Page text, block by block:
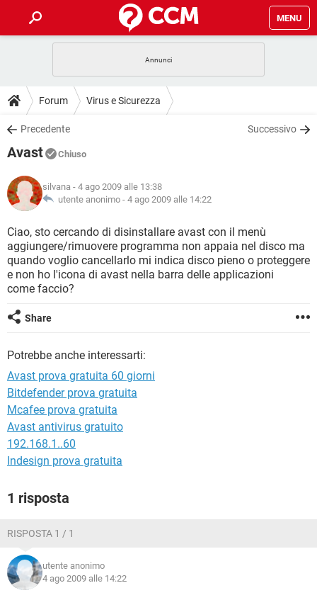
MENU
INTRATTENIMENTO ANDROID
iOS
INSTAGRAM
TIKTOK
HARDWARE
GUIDE
COVID-19
INSTAGRAM
TIKTOK
HARDWARE
DOWNLOAD
COVID-19
INTRATTENIMENTO
iOS WINDOWS 10
INSTAGRAM
TIKTOK FACEBOOK
HARDWARE
COVID-19
INTRATTENIMENTO
iOS WINDOWS 10
INSTAGRAM WHATSAPP
TIKTOK
HARDWARE
GLOSSARIO
COVID-19
INTRATTENIMENTO ANDROID
iOS WINDOWS 10
TIKTOK
Forum Virus e Sicurezza
Precedente Successivo
Avast Chiuso
silvana - 4 ago 2009 alle 13:38
utente anonimo - 4 ago 2009 alle 14:22
Ciao, sto cercando di disinstallare avast con il menù
aggiungere/rimuovere programma non appaia nel disco ma
quando voglio cancellarlo mi indica disco pieno o proteggere
e non ho l'icona di avast nella barra delle applicazioni
come faccio?
Share
Potrebbe anche interessarti:
Avast prova gratuita 60 giorni
Bitdefender prova gratuita
Mcafee prova gratuita
Avast antivirus gratuito
192.168.1..60
Indesign prova gratuita
1 risposta
RISPOSTA 1 / 1
utente anonimo
4 ago 2009 alle 14:22